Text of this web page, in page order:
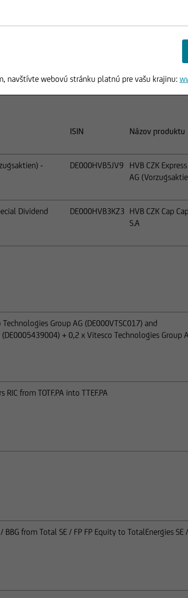
Informácie ISIN
ISIN Názov produktu
-
DE000HVB5JV9
HVB CZK
AG
Dividend DE000HVB3KZ3 HVB CZK Cap
S.A
Group AG (DE000VTSC017) and
+ 0,2 x Vitesco Technologies Group
from TOTF.PA into TTEF.PA
from Total SE / FP FP Equity to TotalEnergies SE
navštívte webovú stránku platnú pre vašu krajinu: